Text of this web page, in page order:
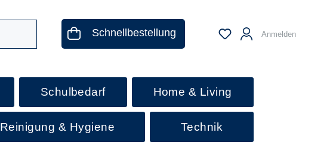
Schnellbestellung Anmelden
Schulbedarf Home & Living
Reinigung & Hygiene Technik